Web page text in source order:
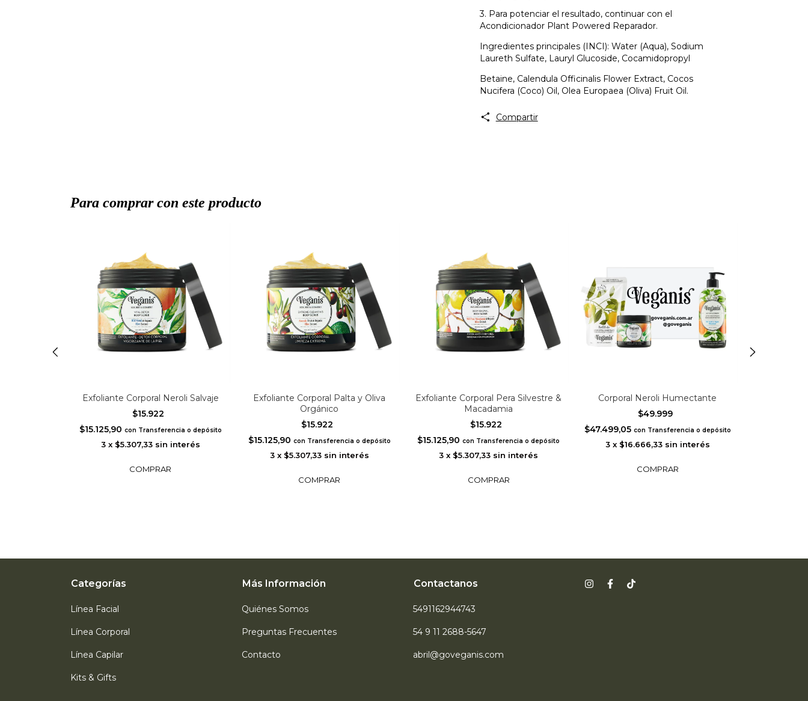
3. Para potenciar el resultado, continuar con el
Acondicionador Plant Powered Reparador.
Ingredientes principales (INCI): Water (Aqua), Sodium
Laureth Sulfate, Lauryl Glucoside, Cocamidopropyl
Betaine, Calendula Officinalis Flower Extract, Cocos
Nucifera (Coco) Oil, Olea Europaea (Oliva) Fruit Oil.
Compartir
Para comprar con este producto
Exfoliante Corporal Neroli Salvaje
$15.922
$15.125,90 con Transferencia o depósito
3 x $5.307,33 sin interés
Exfoliante Corporal Palta y Oliva
Orgánico
$15.922
$15.125,90 con Transferencia o depósito
3 x $5.307,33 sin interés
Exfoliante Corporal Pera Silvestre &
Macadamia
$15.922
$15.125,90con Transferencia o depósito
3 x $5.307,33 sin interés
Corporal Neroli Humectante
$49.999
$47.499,05 con Transferencia o depósito
3 x $16.666,33 sin interés
Categorías
Línea Facial
Línea Corporal
Línea Capilar
Kits & Gifts
Más Información
Quiénes Somos
Preguntas Frecuentes
Contacto
Contactanos
5491162944743
54 9 11 2688-5647
abril@goveganis.com